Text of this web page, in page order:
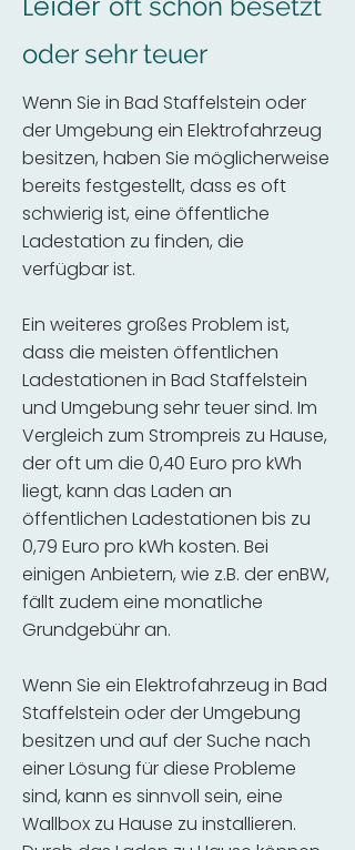
oder sehr teuer
Wenn Sie in Bad Staffelstein oder
der Umgebung ein Elektrofahrzeug
besitzen, haben Sie möglicherweise
bereits festgestellt, dass es oft
schwierig ist, eine öffentliche
Ladestation zu finden, die
verfügbar ist.
Ein weiteres großes Problem ist,
dass die meisten öffentlichen
Ladestationen in Bad Staffelstein
und Umgebung sehr teuer sind. Im
Vergleich zum Strompreis zu Hause,
der oft um die 0,40 Euro pro kWh
liegt, kann das Laden an
öffentlichen Ladestationen bis zu
0,79 Euro pro kWh kosten. Bei
einigen Anbietern, wie z.B. der enBW,
fällt zudem eine monatliche
Grundgebühr an.
Wenn Sie ein Elektrofahrzeug in Bad
Staffelstein oder der Umgebung
besitzen und auf der Suche nach
einer Lösung für diese Probleme
sind, kann es sinnvoll sein, eine
Wallbox zu Hause zu installieren.